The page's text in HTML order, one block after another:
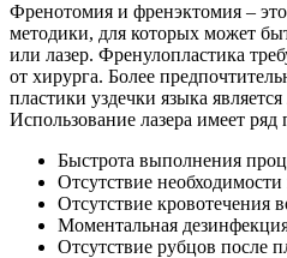
Френотомия и френэктомия –
методики, для которых может
или лазер. Френулопластика
от хирурга. Более
пластики уздечки языка
Использование лазера имеет
Быстрота выполнения
Отсутствие
Отсутствие кровотечения
Моментальная
Отсутствие рубцов после